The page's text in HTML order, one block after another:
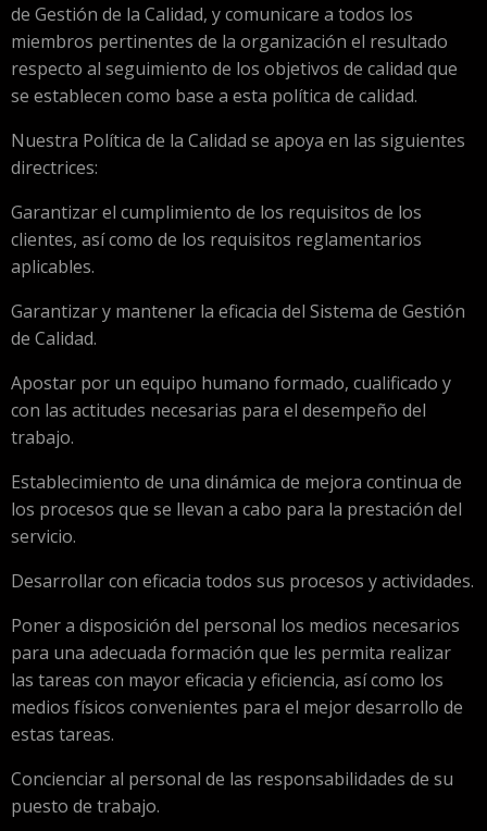
de Gestión de la Calidad, y comunicare a todos los
miembros pertinentes de la organización el resultado
respecto al seguimiento de los objetivos de calidad que
se establecen como base a esta política de calidad.
Nuestra Política de la Calidad se apoya en las siguientes
directrices:
Garantizar el cumplimiento de los requisitos de los
clientes, así como de los requisitos reglamentarios
aplicables.
Garantizar y mantener la eficacia del Sistema de Gestión
de Calidad.
Apostar por un equipo humano formado, cualificado y
con las actitudes necesarias para el desempeño del
trabajo.
Establecimiento de una dinámica de mejora continua de
los procesos que se llevan a cabo para la prestación del
servicio.
Desarrollar con eficacia todos sus procesos y actividades.
Poner a disposición del personal los medios necesarios
para una adecuada formación que les permita realizar
las tareas con mayor eficacia y eficiencia, así como los
medios físicos convenientes para el mejor desarrollo de
estas tareas.
Concienciar al personal de las responsabilidades de su
puesto de trabajo.